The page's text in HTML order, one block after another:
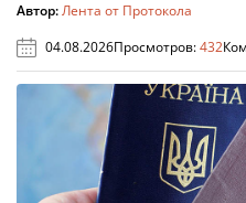
Автор:Лента от Протокола
04.08.2026Просмотров:432